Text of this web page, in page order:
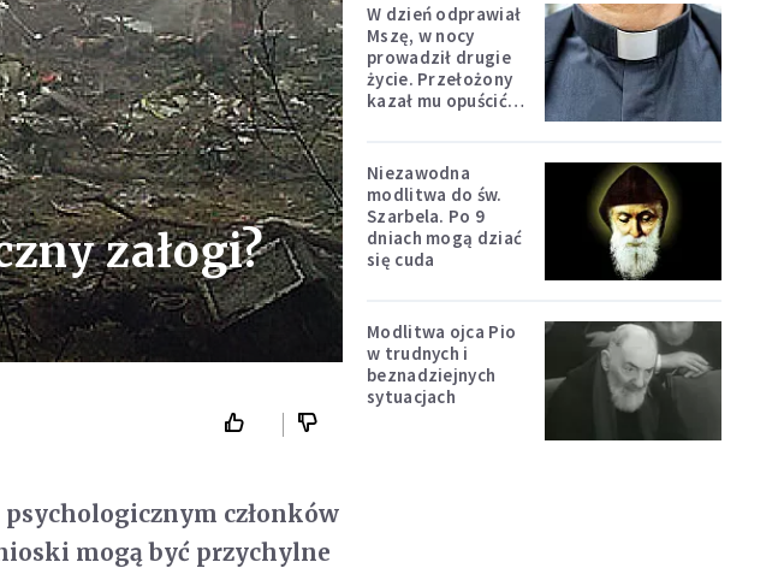
załogi?
członków
mogą być przychylne
W dzień odprawiał
Mszę, w nocy
prowadził drugie
życie. Przełożony
kazał mu opuścić
Niezawodna
modlitwa do św.
Szarbela. Po 9
dniach mogą dziać
się cuda
Modlitwa ojca Pio
w trudnych i
beznadziejnych
sytuacjach